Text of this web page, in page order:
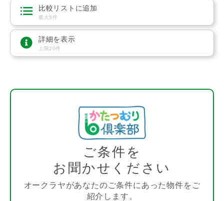
比較リストに追加
最大5件
詳細を表示
上限20件
ご条件を
お聞かせください
オークラヤがあなたのご条件にあった物件をご
紹介します。